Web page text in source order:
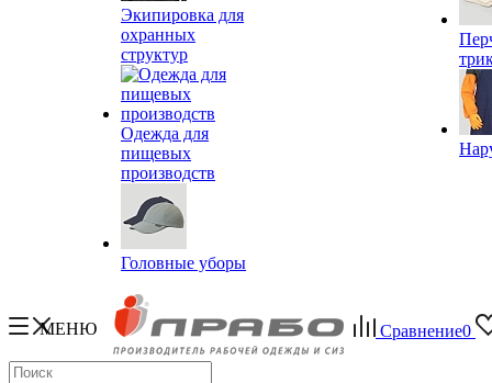
Экипировка для
охранных
структур
Одежда для
пищевых
производств
Головные уборы
МЕНЮ Сравнение0